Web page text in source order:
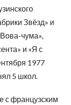
Звёзд» и
чума»,
и «Я с
1977
5 школ.
с французским